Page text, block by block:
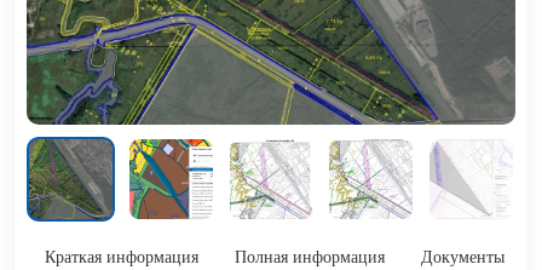
Краткая информация Полная информация Документы